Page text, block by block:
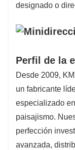
designado o
Perfil de la
Desde 2009,
un fabricante
especializado
paisajismo.
perfección
avanzada,